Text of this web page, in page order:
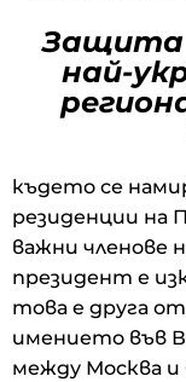
Защита
най-
където се
резиденции на
важни членове
президент е
това е друга
имението във
между Москва